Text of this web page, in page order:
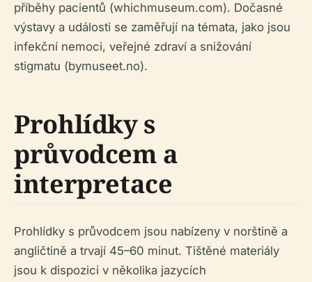
příběhy pacientů (whichmuseum.com). Dočasné
výstavy a události se zaměřují na témata, jako jsou
infekční nemoci, veřejné zdraví a snižování
stigmatu (bymuseet.no).
Prohlídky s
průvodcem a
interpretace
Prohlídky s průvodcem jsou nabízeny v norštině a
angličtině a trvají 45–60 minut. Tištěné materiály
jsou k dispozici v několika jazycích